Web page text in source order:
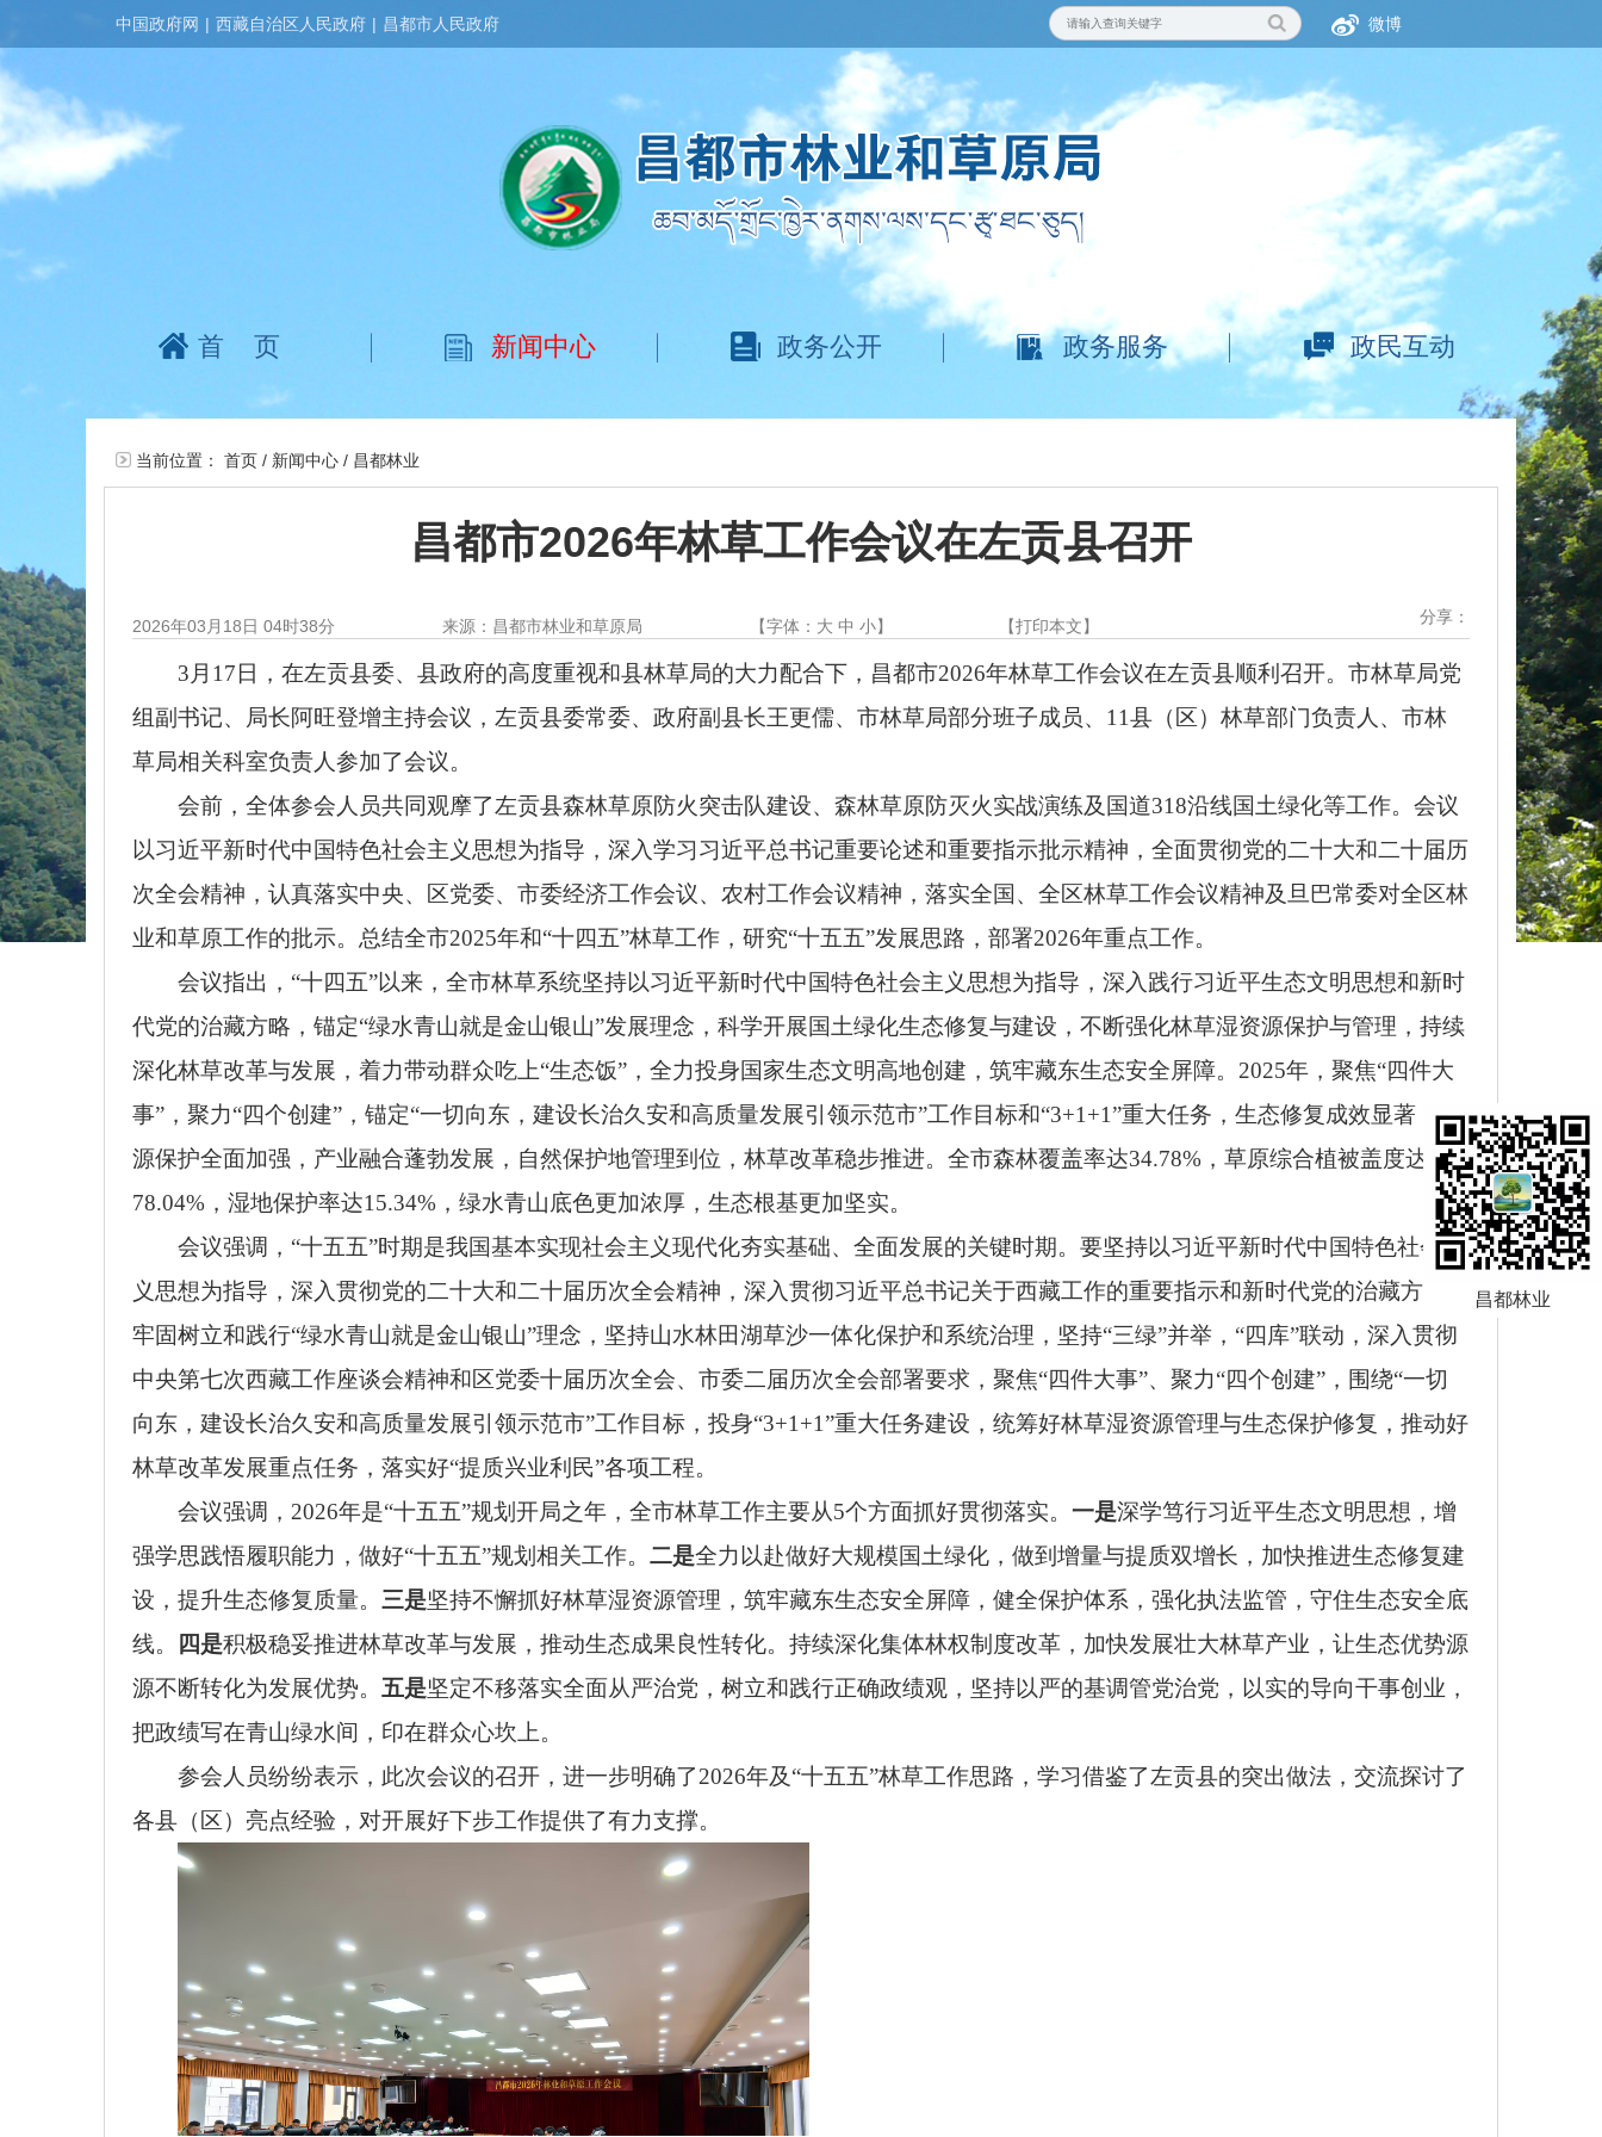
中国政府网 | 西藏自治区人民政府 | 昌都市人民政府 微博
首页 新闻中心 政务公开 政务服务 政民互动
当前位置： 首页 / 新闻中心 / 昌都林业
昌都市2026年林草工作会议在左贡县召开
2026年03月18日 04时38分 来源：昌都市林业和草原局 【字体： 大 中 小】 【打印本文】 分享：
3月17日，在左贡县委、县政府的高度重视和县林草局的大力配合下，昌都市2026年林草工作会议在左贡县顺利召开。市林草局党
组副书记、局长阿旺登增主持会议，左贡县委常委、政府副县长王更儒、市林草局部分班子成员、11县（区）林草部门负责人、市林
草局相关科室负责人参加了会议。
会前，全体参会人员共同观摩了左贡县森林草原防火突击队建设、森林草原防灭火实战演练及国道318沿线国土绿化等工作。会议
以习近平新时代中国特色社会主义思想为指导，深入学习习近平总书记重要论述和重要指示批示精神，全面贯彻党的二十大和二十届历
次全会精神，认真落实中央、区党委、市委经济工作会议、农村工作会议精神，落实全国、全区林草工作会议精神及旦巴常委对全区林
业和草原工作的批示。总结全市2025年和“十四五”林草工作，研究“十五五”发展思路，部署2026年重点工作。
会议指出， “十四五”以来，全市林草系统坚持以习近平新时代中国特色社会主义思想为指导，深入践行习近平生态文明思想和新时
代党的治藏方略，锚定“绿水青山就是金山银山”发展理念，科学开展国土绿化生态修复与建设，不断强化林草湿资源保护与管理，持续
深化林草改革与发展，着力带动群众吃上“生态饭”，全力投身国家生态文明高地创建，筑牢藏东生态安全屏障。2025年，聚焦“四件大
事”，聚力“四个创建”，锚定“一切向东，建设长治久安和高质量发展引领示范市”工作目标和“3+1+1”重大任务，生态修复成效显著，资
源保护全面加强，产业融合蓬勃发展，自然保护地管理到位，林草改革稳步推进。全市森林覆盖率达34.78%，草原综合植被盖度达
78.04%，湿地保护率达15.34%，绿水青山底色更加浓厚，生态根基更加坚实。
会议强调， “十五五”时期是我国基本实现社会主义现代化夯实基础、全面发展的关键时期。要坚持以习近平新时代中国特色社会主
义思想为指导，深入贯彻党的二十大和二十届历次全会精神，深入贯彻习近平总书记关于西藏工作的重要指示和新时代党的治藏方略，
牢固树立和践行“绿水青山就是金山银山”理念，坚持山水林田湖草沙一体化保护和系统治理，坚持“三绿”并举，“四库”联动，深入贯彻
中央第七次西藏工作座谈会精神和区党委十届历次全会、市委二届历次全会部署要求，聚焦“四件大事”、聚力“四个创建”，围绕“一切
向东，建设长治久安和高质量发展引领示范市”工作目标，投身“3+1+1”重大任务建设，统筹好林草湿资源管理与生态保护修复，推动好
林草改革发展重点任务，落实好“提质兴业利民”各项工程。
会议强调， 2026年是“十五五”规划开局之年，全市林草工作主要从5个方面抓好贯彻落实。 一是深学笃行习近平生态文明思想，增
强学思践悟履职能力，做好“十五五”规划相关工作。二是全力以赴做好大规模国土绿化，做到增量与提质双增长，加快推进生态修复建
设，提升生态修复质量。 三是坚持不懈抓好林草湿资源管理，筑牢藏东生态安全屏障，健全保护体系，强化执法监管，守住生态安全底
线。
四是积极稳妥推进林草改革与发展，推动生态成果良性转化。持续深化集体林权制度改革，加快发展壮大林草产业，让生态优势源
源不断转化为发展优势。 五是坚定不移落实全面从严治党，树立和践行正确政绩观，坚持以严的基调管党治党，以实的导向干事创业，
把政绩写在青山绿水间，印在群众心坎上。
参会 人员纷纷表示，此次会议的召开，进一步明确了2026年及“十五五”林草工作思路，学习借鉴了左贡县的突出做法，交流探讨了
各县（区）亮点经验，对开展好下步工作提供了有力支撑。
昌都林业